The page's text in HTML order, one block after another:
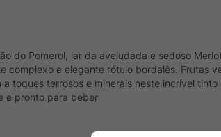
do Pomerol, lar da aveludada e sedoso
complexo e elegante rótulo bordalês. Frutas
toques terrosos e minerais neste incrível tinto
e pronto para beber